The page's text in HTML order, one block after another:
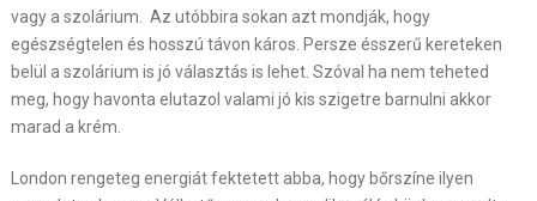
vagy a szolárium. Az utóbbira sokan azt mondják, hogy
egészségtelen és hosszú távon káros. Persze ésszerű kereteken
belül a szolárium is jó választás is lehet. Szóval ha nem teheted
meg, hogy havonta elutazol valami jó kis szigetre barnulni akkor
marad a krém.
London rengeteg energiát fektetett abba, hogy bőrszíne ilyen